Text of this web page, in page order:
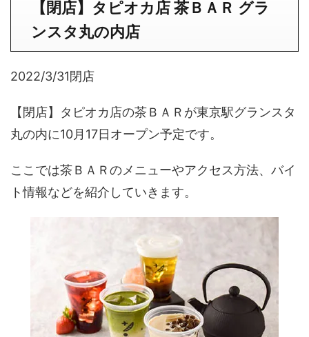
【閉店】タピオカ店 茶ＢＡＲ グラ
ンスタ丸の内店
2022/3/31閉店
【閉店】タピオカ店の茶ＢＡＲが東京駅グランスタ
丸の内に10月17日オープン予定です。
ここでは茶ＢＡＲのメニューやアクセス方法、バイ
ト情報などを紹介していきます。